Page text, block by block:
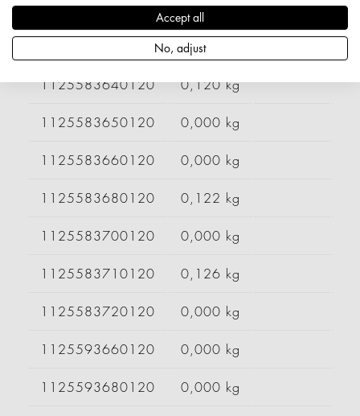
1125563720120 0,000 kg
0,116 kg
1125583640120 0,120 kg
1125583650120 0,000 kg
1125583660120 0,000 kg
1125583680120 0,122 kg
1125583700120 0,000 kg
1125583710120 0,126 kg
1125583720120 0,000 kg
1125593660120 0,000 kg
1125593680120 0,000 kg
Accept all
No, adjust